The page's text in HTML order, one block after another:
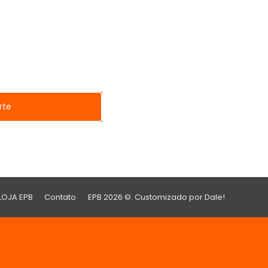
EPB Contato EPB 2026 ©. Customizado porDale!